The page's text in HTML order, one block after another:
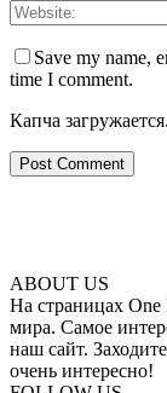
Save my name,
time I comment.
Капча
ABOUT US
На страницах One
мира. Самое
наш сайт.
очень интересно!